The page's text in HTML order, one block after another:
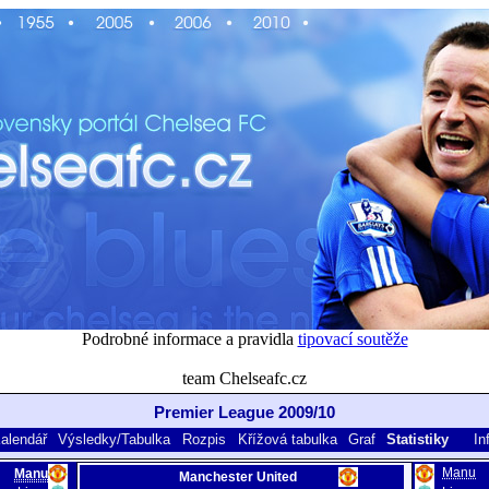
Podrobné informace a pravidla tipovací soutěže
team Chelseafc.cz
Premier League 2009/10
Výsledky/Tabulka Rozpis Křížová tabulka Graf Statistiky
Manu
Manchester United
Manu